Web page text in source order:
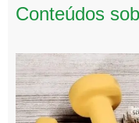
Conteúdos